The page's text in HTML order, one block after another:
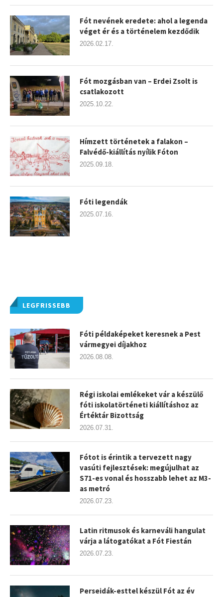
LEGFRISSEBB
Fóti példaképeket keresnek a Pest
vármegyei díjakhoz
2026.08.08.
Régi iskolai emlékeket vár a készülő
fóti iskolatörténeti kiállításhoz az
Értéktár Bizottság
2026.07.31.
Fótot is érintik a tervezett nagy
vasúti fejlesztések: megújulhat az
S71-es vonal és hosszabb lehet az M3-
as metró
2026.07.23.
Latin ritmusok és karneváli hangulat
várja a látogatókat a Fót Fiestán
2026.07.23.
Perseidák-esttel készül Fót az év
Fót nevének eredete: ahol a legenda
véget ér és a történelem kezdődik
2026.02.17.
Fót mozgásban van – Erdei Zsolt is
csatlakozott
2025.10.22.
Hímzett történetek a falakon –
Falvédő-kiállítás nyílik Fóton
2025.09.18.
Fóti legendák
2025.07.16.